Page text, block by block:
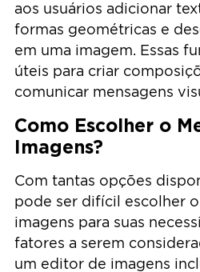
aos usuários adicionar
formas geométricas e
em uma imagem. Essas
úteis para criar
comunicar mensagens
Como Escolher o
Imagens?
Com tantas opções
pode ser difícil escolher
imagens para suas
fatores a serem
um editor de imagens